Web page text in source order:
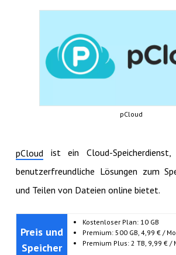
pCloud
pCloud ist ein Cloud-
benutzerfreundliche Lösungen zum
und Teilen von Dateien online bietet.
Preis und
Speicher
Kostenloser Plan: 10 GB
Premium: 500 GB, 4,99 € /
Premium Plus: 2 TB, 9,99 € /